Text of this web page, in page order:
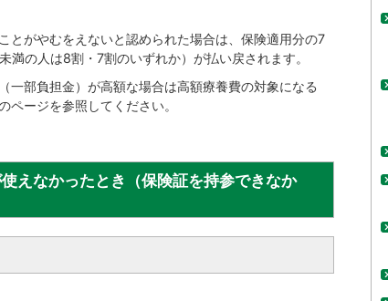
がやむをえないと認められた場合は、保険適用分の7
の人は8割・7割のいずれか）が払い戻されます。
部負担金）が高額な場合は高額療養費の対象になる
ページを参照してください。
えなかったとき（保険証を持参できなか